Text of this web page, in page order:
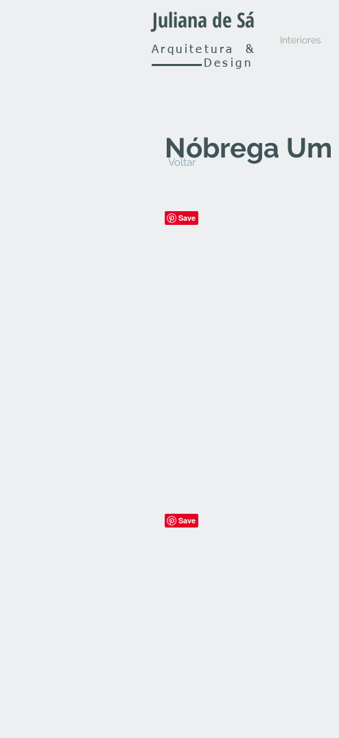
Juliana de Sá
Arquitetura&
Design
Interiores
Voltar
Nóbrega Um